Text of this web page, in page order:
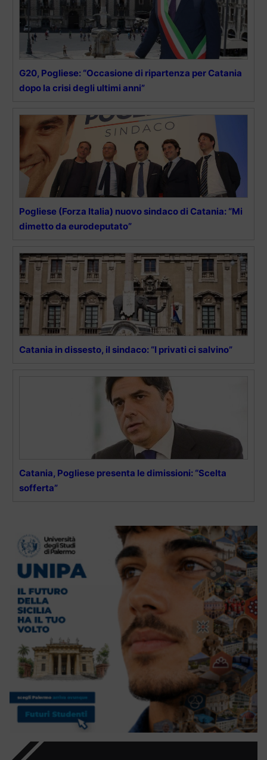
G20, Pogliese: “Occasione di ripartenza per Catania
dopo la crisi degli ultimi anni”
Pogliese (Forza Italia) nuovo sindaco di Catania: “Mi
dimetto da eurodeputato”
Catania in dissesto, il sindaco: “I privati ci salvino”
Catania, Pogliese presenta le dimissioni: “Scelta
sofferta”